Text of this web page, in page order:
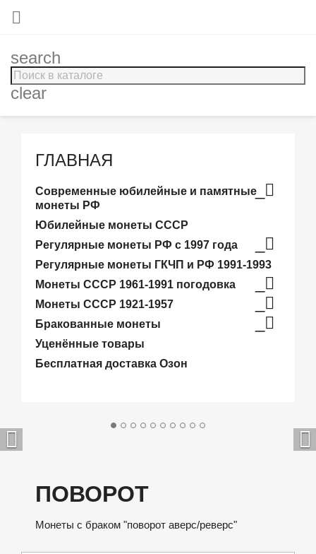

search
clear
ГЛАВНАЯ
Современные юбилейные и памятные
монеты РФ
_
Юбилейные монеты СССР
Регулярные монеты РФ с 1997 года
_
Регулярные монеты ГКЧП и РФ 1991-1993
Монеты СССР 1961-1991 погодовка
_
Монеты СССР 1921-1957 _
Бракованные монеты _
Уценённые товары
Бесплатная доставка Озон
 
ПОВОРОТ
Монеты с браком "поворот аверс/реверс"